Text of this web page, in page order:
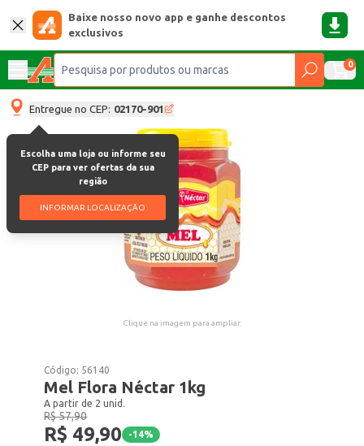
Baixe nosso novo app e ganhe descontos
exclusivos
0
Entregue no CEP: 02170-901
Escolha uma loja ou informe seu
CEP para ver ofertas da sua
região
INFORMAR LOCALIZAÇÃO
Clique na imagem para ampliar.
Código: 56140
Mel Flora Néctar 1kg
A partir de 2 unid.
R$ 57,90
R$ 49,90 -14%